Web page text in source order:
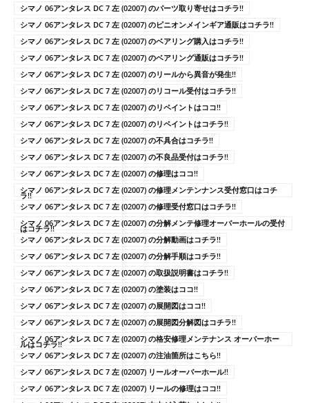
シマノ 06アンタレス DC 7 左 (02007) のパーツ取り寄せはコチラ!!
シマノ 06アンタレス DC 7 左 (02007) のピニオンメインギア通販はコチラ!!
シマノ 06アンタレス DC 7 左 (02007) のベアリング購入はコチラ!!
シマノ 06アンタレス DC 7 左 (02007) のベアリング通販はコチラ!!
シマノ 06アンタレス DC 7 左 (02007) のリールから異音が発生!!
シマノ 06アンタレス DC 7 左 (02007) のリコール受付はコチラ!!
シマノ 06アンタレス DC 7 左 (02007) のリペイントはココ!!
シマノ 06アンタレス DC 7 左 (02007) のリペイントはコチラ!!
シマノ 06アンタレス DC 7 左 (02007) の不具合はコチラ!!
シマノ 06アンタレス DC 7 左 (02007) の不良品受付はコチラ!!
シマノ 06アンタレス DC 7 左 (02007) の修理はココ!!
シマノ 06アンタレス DC 7 左 (02007) の修理メンテンナンス受付窓口はコチ
ラ!!
シマノ 06アンタレス DC 7 左 (02007) の修理受付窓口はコチラ!!
シマノ 06アンタレス DC 7 左 (02007) の分解メンテ修理オーバーホールの受付
はコチラ!!
シマノ 06アンタレス DC 7 左 (02007) の分解動画はコチラ!!
シマノ 06アンタレス DC 7 左 (02007) の分解手順はコチラ!!
シマノ 06アンタレス DC 7 左 (02007) の取扱説明書はコチラ!!
シマノ 06アンタレス DC 7 左 (02007) の塗装はココ!!
シマノ 06アンタレス DC 7 左 (02007) の展開図はココ!!
シマノ 06アンタレス DC 7 左 (02007) の展開図分解図はコチラ!!
シマノ 06アンタレス DC 7 左 (02007) の格安修理メンテナンス オーバーホー
ルはコチラ!!
シマノ 06アンタレス DC 7 左 (02007) の注油箇所はこちら!!
シマノ 06アンタレス DC 7 左 (02007) リールオーバーホール!!
シマノ 06アンタレス DC 7 左 (02007) リールの修理はココ!!